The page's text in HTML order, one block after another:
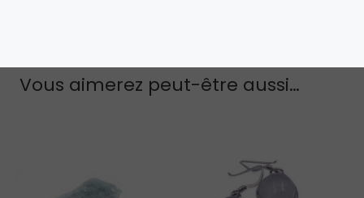
Vous aimerez peut-être aussi…